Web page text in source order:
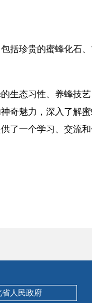
括珍贵的蜜蜂化石
生态习性、养蜂技
奇魅力，深入了解蜜
了一个学习、交流和
省人民政府